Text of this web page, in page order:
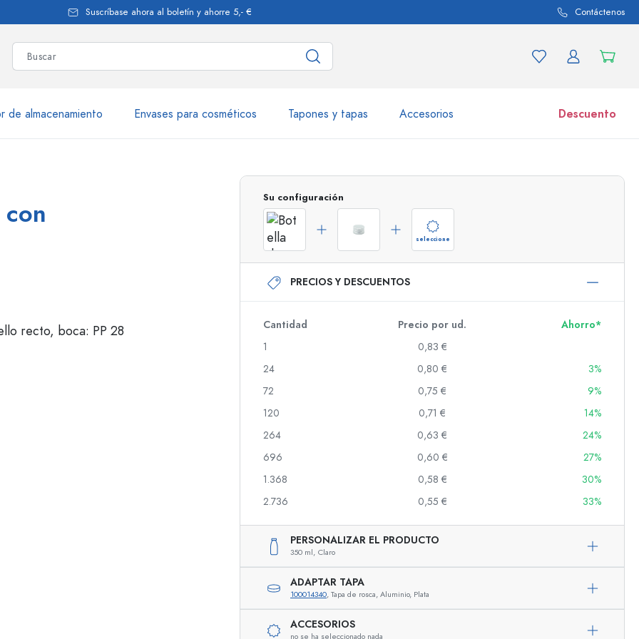
Suscríbase ahora al boletín y ahorre 5,- € Contáctenos
de almacenamiento Envases para cosméticos Tapones y tapas Accesorios Descuento
Botellas de vidrio 700 ml
Botellas de vidrio 750 ml
Botellas de vidrio 1000 ml
Dispensadores Airless
Botellas para gin
Botellas navideñas
Botellas decorativas
Botellas cilíndricas
Tarros
Descubrir ahora
Comprar ahora
Su configuración
seleccione
PRECIOS Y DESCUENTOS
Cantidad Precio por ud.
Ahorro*
1
0,83 €
24
0,80 €
3%
72
0,75 €
9%
120
0,71 €
14%
264
0,63 €
24%
696
0,60 €
27%
1.368
0,58 €
30%
2.736
0,55 € 33%
PERSONALIZAR EL PRODUCTO
350 ml, Claro
ADAPTAR TAPA
100014340, Tapa de rosca, Aluminio, Plata
ACCESORIOS
no se ha seleccionado nada